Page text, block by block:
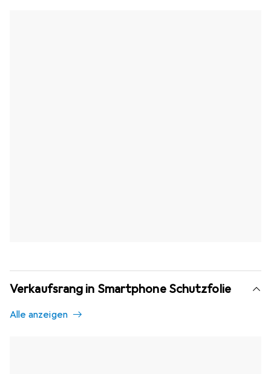
Verkaufsrang in Smartphone Schutzfolie
Alle anzeigen